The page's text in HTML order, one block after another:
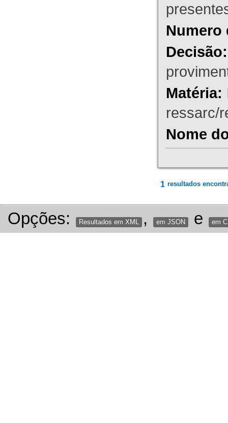
Numero
Decisão:
Matéria:
ressarc/
Nome
1 resultados
Opções: Resultados em XML , em JSON e em